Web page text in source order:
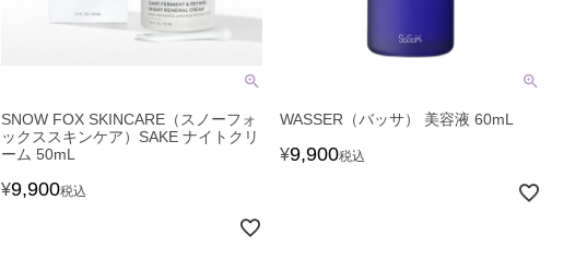
SNOW FOX SKINCARE（スノーフォ
ックススキンケア）SAKE ナイトクリ
ーム 50mL
¥9,900税込
WASSER（バッサ） 美容液 60mL
¥9,900税込